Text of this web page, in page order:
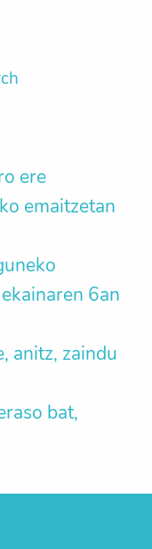
ere
emaitzetan
6an
anitz, zaindu
bat,